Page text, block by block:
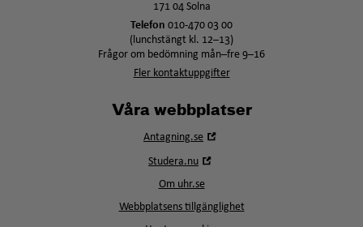
171 04 Solna
Telefon 010-470 03 00
(lunchstängt kl. 12–13)
Frågor om bedömning mån–fre 9–16
Fler kontaktuppgifter
Våra webbplatser
Antagning.se
Studera.nu
fönster
Om uhr.se
Webbplatsens tillgänglighet